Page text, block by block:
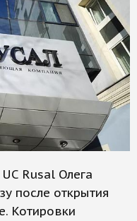
Rusal Олега
после открытия
Котировки